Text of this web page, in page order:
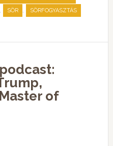
, SÖR , SÖRFOGYASZTÁS
of